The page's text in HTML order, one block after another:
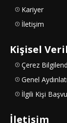
Kariyer
İletişim
Kişisel
Çerez
Genel
İlgili Kişi
İletişim